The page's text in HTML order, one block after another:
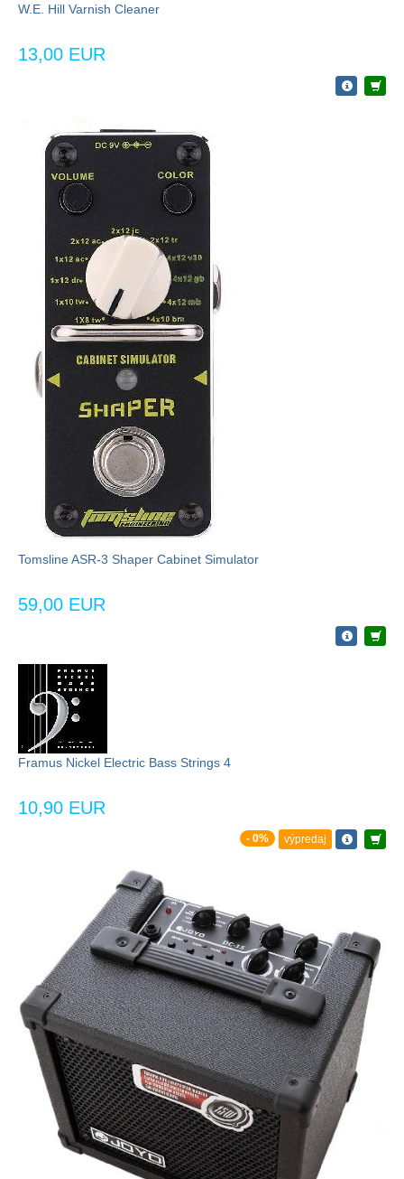
W.E. Hill Varnish Cleaner
13,00 EUR
Tomsline ASR-3 Shaper Cabinet Simulator
59,00 EUR
Framus Nickel Electric Bass Strings 4
10,90 EUR
- 0% výpredaj